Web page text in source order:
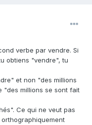
verbe par vendre. Si
obtiens "vendre", tu
et non "des millions
"des millions se sont fait
Ce qui ne veut pas